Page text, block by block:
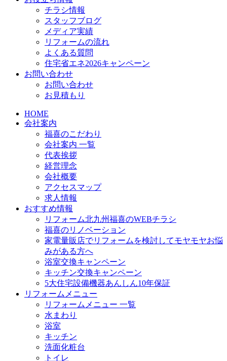
チラシ情報
スタッフブログ
メディア実績
リフォームの流れ
よくある質問
住宅省エネ2026キャンペーン
お問い合わせ
お問い合わせ
お見積もり
HOME
会社案内
福喜のこだわり
会社案内 一覧
代表挨拶
経営理念
会社概要
アクセスマップ
求人情報
おすすめ情報
リフォーム北九州福喜のWEBチラシ
福喜のリノベーション
家電量販店でリフォームを検討してモヤモヤお悩
みがある方へ
浴室交換キャンペーン
キッチン交換キャンペーン
5大住宅設備機器あんしん10年保証
リフォームメニュー
リフォームメニュー 一覧
水まわり
浴室
キッチン
洗面化粧台
トイレ